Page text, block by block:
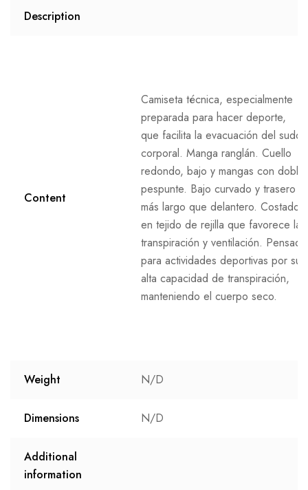
Description
Content
Camiseta técnica, especialmente
preparada para hacer deporte,
que facilita la evacuación del sudor
corporal. Manga ranglán. Cuello
redondo, bajo y mangas con doble
pespunte. Bajo curvado y trasero
más largo que delantero. Costados
en tejido de rejilla que favorece la
transpiración y ventilación. Pensada
para actividades deportivas por su
alta capacidad de transpiración,
manteniendo el cuerpo seco.
Weight N/D
Dimensions N/D
Additional
information